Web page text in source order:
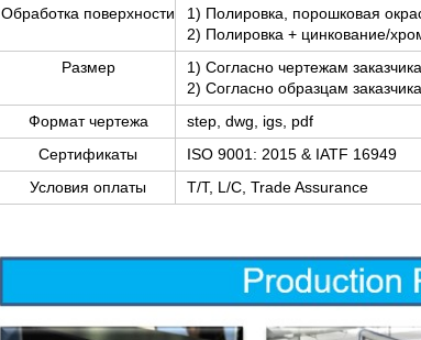
Обработка поверхности
1) Полировка, порошковая
2) Полировка + цинкование/
Размер
1) Согласно чертежам заказчика
2) Согласно образцам заказчика
Формат чертежа
step, dwg, igs, pdf
Сертификаты
ISO 9001: 2015 & IATF 16949
Условия оплаты
T/T, L/C, Trade Assurance